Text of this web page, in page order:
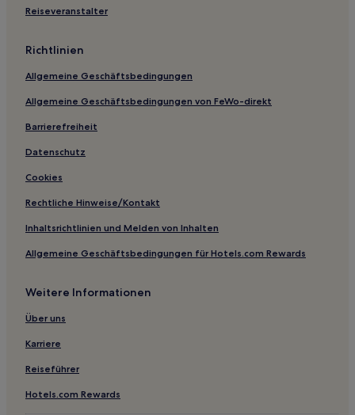
Hotels mit Pool in Central Vermont
Hotels nahe Morrisville-Stowe State
Hotels nahe University of Vermont
Newfane Hotels
Newbury Hotels
Woodbury Hotels
St. Albans Hotels
Hotels nahe Sessellift Sunnyside
Berlin Corners Hotels
Hotels nahe Fort Dummer State Park
Hotels nahe Manchester Designer Outlets
Burlington Hotels
New North End: Hotels
Hotels nahe Von Trapp Brewing
Stowe Hollow: Hotels
Reiseveranstalter
Richtlinien
Allgemeine Geschäftsbedingungen
Allgemeine Geschäftsbedingungen von FeWo-direkt
Barrierefreiheit
Datenschutz
Cookies
Rechtliche Hinweise/Kontakt
Inhaltsrichtlinien und Melden von Inhalten
Allgemeine Geschäftsbedingungen für Hotels.com Rewards
Weitere Informationen
Über uns
Karriere
Reiseführer
Hotels.com Rewards